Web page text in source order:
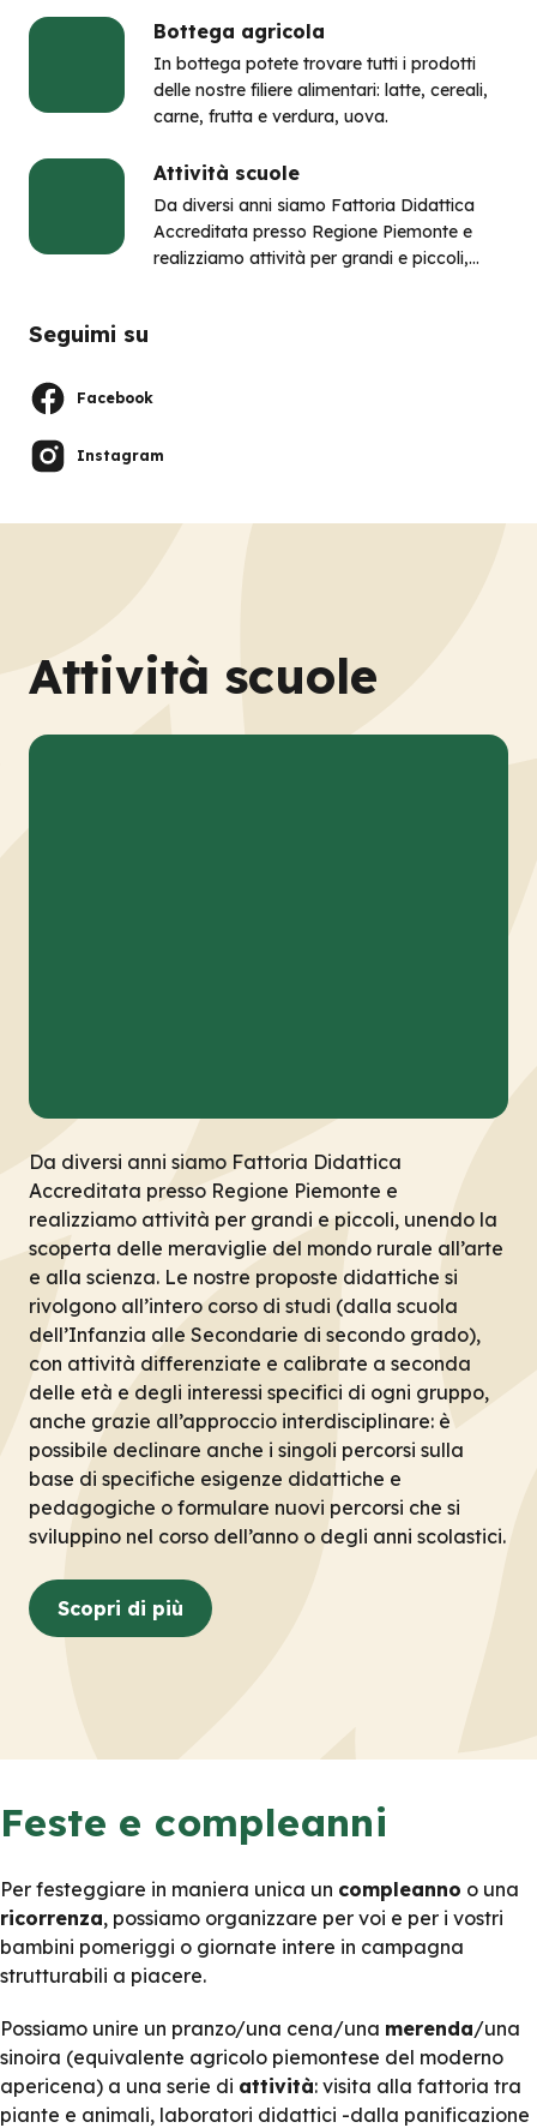
Bottega agricola
In bottega potete trovare tutti i prodotti
delle nostre filiere alimentari: latte, cereali,
carne, frutta e verdura, uova.
Attività scuole
Da diversi anni siamo Fattoria Didattica
Accreditata presso Regione Piemonte e
realizziamo attività per grandi e piccoli,
Seguimi su
Facebook
Instagram
Attività scuole
Da diversi anni siamo Fattoria Didattica
Accreditata presso Regione Piemonte e
realizziamo attività per grandi e piccoli, unendo la
scoperta delle meraviglie del mondo rurale all’arte
e alla scienza. Le nostre proposte didattiche si
rivolgono all’intero corso di studi (dalla scuola
dell’Infanzia alle Secondarie di secondo grado),
con attività differenziate e calibrate a seconda
delle età e degli interessi specifici di ogni gruppo,
anche grazie all’approccio interdisciplinare: è
possibile declinare anche i singoli percorsi sulla
base di specifiche esigenze didattiche e
pedagogiche o formulare nuovi percorsi che si
sviluppino nel corso dell’anno o degli anni scolastici.
Scopri di più
Feste e compleanni
Per festeggiare in maniera unica un compleanno o una
ricorrenza, possiamo organizzare per voi e per i vostri
bambini pomeriggi o giornate intere in campagna
strutturabili a piacere.
Possiamo unire un pranzo/una cena/una merenda/una
sinoira (equivalente agricolo piemontese del moderno
apericena) a una serie di attività: visita alla fattoria tra
piante e animali, laboratori didattici -dalla panificazione